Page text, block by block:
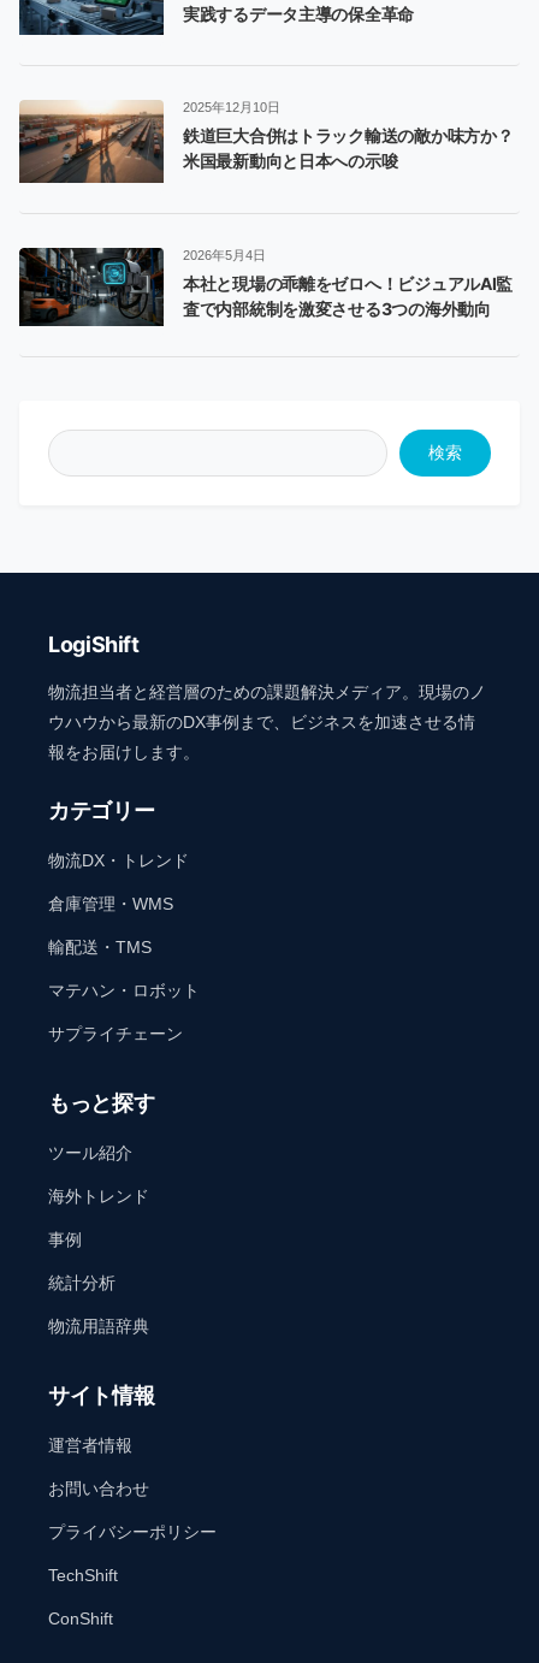
実践するデータ主導の保全革命
2025年12月10日
鉄道巨大合併はトラック輸送の敵か味方か？
米国最新動向と日本への示唆
2026年5月4日
本社と現場の乖離をゼロへ！ビジュアルAI監
査で内部統制を激変させる3つの海外動向
検索
LogiShift
物流担当者と経営層のための課題解決メディア。現場のノ
ウハウから最新のDX事例まで、ビジネスを加速させる情
報をお届けします。
カテゴリー
物流DX・トレンド
倉庫管理・WMS
輸配送・TMS
マテハン・ロボット
サプライチェーン
もっと探す
ツール紹介
海外トレンド
事例
統計分析
物流用語辞典
サイト情報
運営者情報
お問い合わせ
プライバシーポリシー
TechShift
ConShift